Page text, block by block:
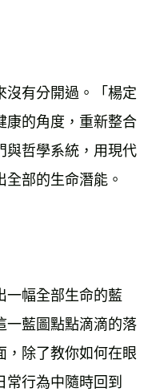
有分開過。「楊定
康的角度，重新整合
與哲學系統，用現代
部的生命潛能。
幅全部生命的藍
一藍圖點點滴滴的落
，除了教你如何在眼
行為中隨時回到